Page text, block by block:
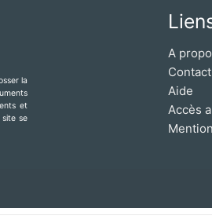
la
et
site se
A
Contact
Aide
Accès